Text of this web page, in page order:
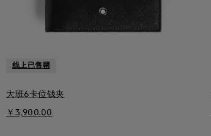
线上已售罄
大班6卡位钱夹
￥3,900.00